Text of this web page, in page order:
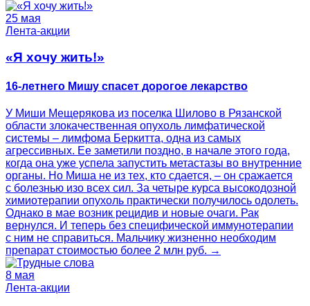
25 мая
Лента-акции
«Я хочу жить!»
16-летнего Мишу спасет дорогое лекарство
У Миши Мещерякова из поселка Шилово в Рязанской
области злокачественная опухоль лимфатической
системы – лимфома Беркитта, одна из самых
агрессивных. Ее заметили поздно, в начале этого года,
когда она уже успела запустить метастазы во внутренние
органы. Но Миша не из тех, кто сдается, – он сражается
с болезнью изо всех сил. За четыре курса высокодозной
химиотерапии опухоль практически получилось одолеть.
Однако в мае возник рецидив и новые очаги. Рак
вернулся. И теперь без специфической иммунотерапии
с ним не справиться. Мальчику жизненно необходим
препарат стоимостью более 2 млн руб. →
8 мая
Лента-акции